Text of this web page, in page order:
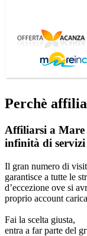
Perchè
Affiliarsi a Mare
infinità di
Il gran numero di
garantisce a tutte le
d’eccezione ove si
proprio account
Fai la scelta giusta,
entra a far parte del